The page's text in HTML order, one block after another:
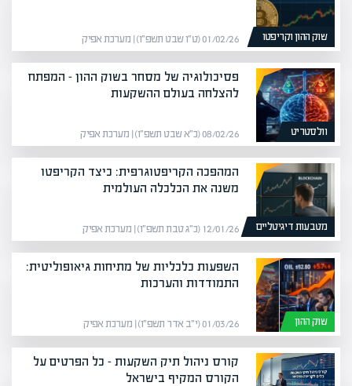
שוק ההון וקריפטו 01/02/26 (ט״ו שבט תשפ״ו) | מערכת אפיק
וולסטריט
פסיכולוגיה של מסחר בשוק ההון – המפתח
להצלחה בעולם ההשקעות
08/02/26 (כ״א שבט תשפ״ו) | מערכת אפיק
מטבעות דיגיטליים
המהפכה הקריפטוגרפית: כיצד הקריפטו
משנה את הכלכלה העולמית
12/01/26 (כ״ג טבת תשפ״ו) | מערכת אפיק
שוק ההון
השפעות כלכליות של מתיחות גיאופוליטית:
התמודדות והערכות
01/03/26 (י״ב אדר תשפ״ו) | מערכת אפיק
קורס ניהול תיק השקעות – כל הפרטים על
הקורס המקיף בישראל